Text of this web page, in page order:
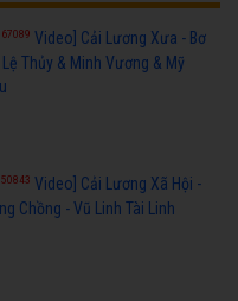
67089 Video] Cải Lương Xưa - Bơ
Thủy & Minh Vương & Mỹ
50843 Video] Cải Lương Xã Hội -
Chồng - Vũ Linh Tài Linh